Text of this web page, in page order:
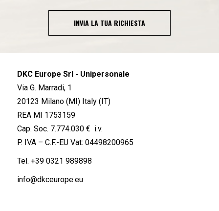
INVIA LA TUA RICHIESTA
DKC Europe Srl - Unipersonale
Via G. Marradi, 1
20123 Milano (MI) Italy (IT)
REA MI 1753159
Cap. Soc. 7.774.030 € i.v.
P. IVA – C.F.-EU Vat: 04498200965
Tel. +39 0321 989898
info@dkceurope.eu